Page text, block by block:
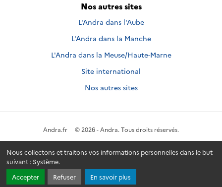
Nous collectons et traitons vos informations personnelles dans le but
suivant : Système.
Accepter
Refuser En savoir plus
Nos autres sites
L'Andra dans l'Aube
L'Andra dans la Manche
L'Andra dans la Meuse/Haute-Marne
Site international
Nos autres sites
Andra.fr © 2026 - Andra. Tous droits réservés.